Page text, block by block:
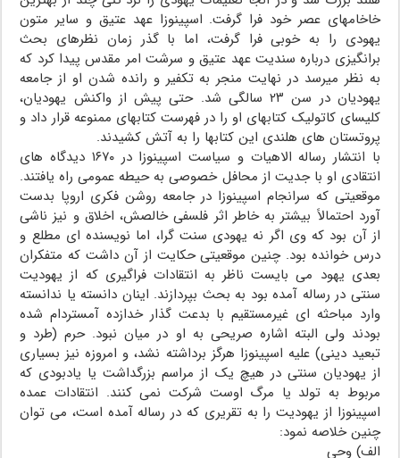
خاخام‏های عصر خود فرا گرفت. اسپینوزا عهد عتیق و سایر متون
یهودی را به خوبی فرا گرفت، اما با گذر زمان نظرهای بحث‏
برانگیزی درباره سندیت عهد عتیق و سرشت امر مقدس پیدا کرد که
به نظر می‏رسد در نهایت منجر به تکفیر و رانده شدن او از جامعه
یهودیان در سن ۲۳ سالگی شد. حتی پیش از واکنش یهودیان،
کلیسای کاتولیک کتاب‏های او را در فهرست کتاب‏های ممنوعه قرار داد و
پروتستان های هلندی این کتاب‏ها را به آتش کشیدند.
با انتشار رساله الاهیات و سیاست اسپینوزا در ۱۶۷۰ دیدگاه های
انتقادی او با جدیت از محافل خصوصی به حیطه عمومی راه یافتند.
موقعیتی که سرانجام اسپینوزا در جامعه روشن فکری اروپا بدست
آورد احتمالاً بیشتر به خاطر اثر فلسفی خالصش، اخلاق و نیز ناشى
از آن بود که وى اگر نه یهودی سنت گرا، اما نویسنده اى مطلع و
درس خوانده بود. چنین موقعیتى حکایت از آن داشت که متفکران
بعدى یهود مى بایست ناظر به انتقادات فراگیرى که از یهودیت
سنتى در رساله آمده بود به بحث بپردازند. اینان دانسته یا ندانسته
وارد مباحثه اى غیرمستقیم با بدعت گذار خدازده آمستردام شده
بودند ولى البته اشاره صریحى به او در میان نبود. حرم (طرد و
تبعید دینی) علیه اسپینوزا هرگز برداشته نشد، و امروزه نیز بسیارى
از یهودیان سنتى در هیچ یک از مراسم بزرگداشت یا یادبودى که
مربوط به تولد یا مرگ اوست شرکت نمى کنند. انتقادات عمده
اسپینوزا از یهودیت را به تقریرى که در رساله آمده است، مى توان
چنین خلاصه نمود:
الف) وحى